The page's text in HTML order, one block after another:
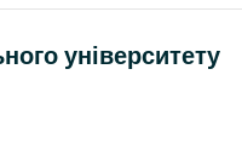
університету